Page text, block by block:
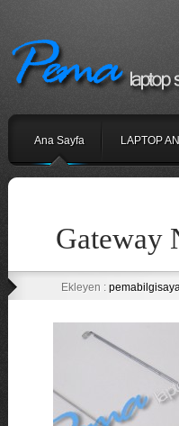
Ana Sayfa LAPTOP
Gateway
Ekleyen :